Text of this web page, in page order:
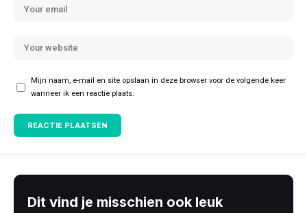
Mijn naam, e-mail en site opslaan in deze browser voor de volgende keer
wanneer ik een reactie plaats.
Dit vind je misschien ook leuk